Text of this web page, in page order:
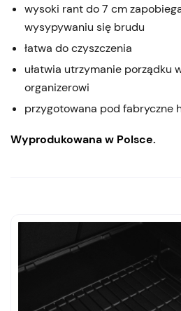
wysoki rant do 7 cm
wysypywaniu się brudu
łatwa do czyszczenia
ułatwia utrzymanie porządku
organizerowi
przygotowana pod fabryczne
Wyprodukowana w Polsce.